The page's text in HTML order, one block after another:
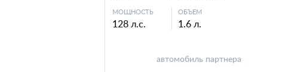
МОЩНОСТЬ
128 л.с.
ОБЪЕМ
1.6 л.
автомобиль партнера